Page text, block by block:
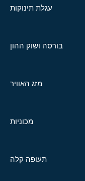
עגלת תינוקות
בורסה ושוק ההון
מזג האוויר
מכוניות
תעופה קלה